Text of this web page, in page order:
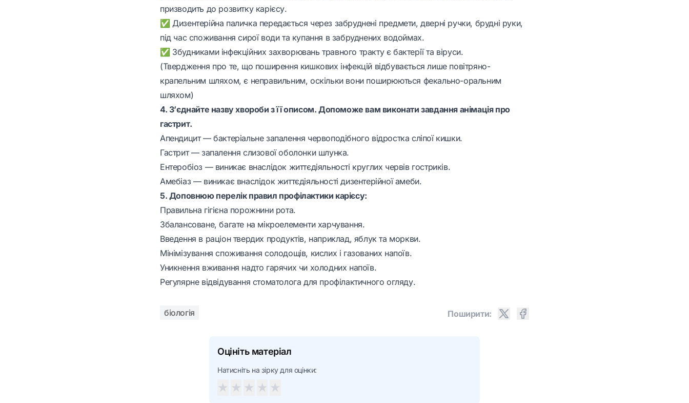
призводить до розвитку карієсу.
✅ Дизентерійна паличка передається через забруднені предмети, дверні ручки, брудні руки,
під час споживання сирої води та купання в забруднених водоймах.
✅ Збудниками інфекційних захворювань травного тракту є бактерії та віруси.
(Твердження про те, що поширення кишкових інфекцій відбуваєтьсялишеповітряно-
крапельним шляхом, є неправильним, оскільки вони поширюються фекально-оральним
шляхом)
4. З’єднайте назву хвороби з її описом. Допоможе вам виконати завдання анімація про
гастрит.
Апендицит — бактеріальне запалення червоподібного відростка сліпої кишки.
Гастрит — запалення слизової оболонки шлунка.
Ентеробіоз — виникає внаслідок життєдіяльності круглих червів гостриків.
Амебіаз — виникає внаслідок життєдіяльності дизентерійної амеби.
5. Доповнюю перелік правил профілактики карієсу:
Правильна гігієна порожнини рота.
Збалансоване, багате на мікроелементи харчування.
Введення в раціон твердих продуктів, наприклад, яблук та моркви.
Мінімізування споживання солодощів, кислих і газованих напоїв.
Уникнення вживання надто гарячих чи холодних напоїв.
Регулярне відвідування стоматолога для профілактичного огляду.
біологія Поширити:
Оцініть матеріал
Натисніть на зірку для оцінки:
★ ★ ★ ★ ★